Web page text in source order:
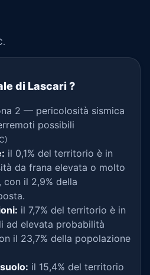
di Lascari ?
2 — pericolosità sismica
possibili
il 0,1% del territorio è in
da frana elevata o molto
con il 2,9% della
il 7,7% del territorio è in
ad elevata probabilità
il 23,7% della popolazione
il 15,4% del territorio